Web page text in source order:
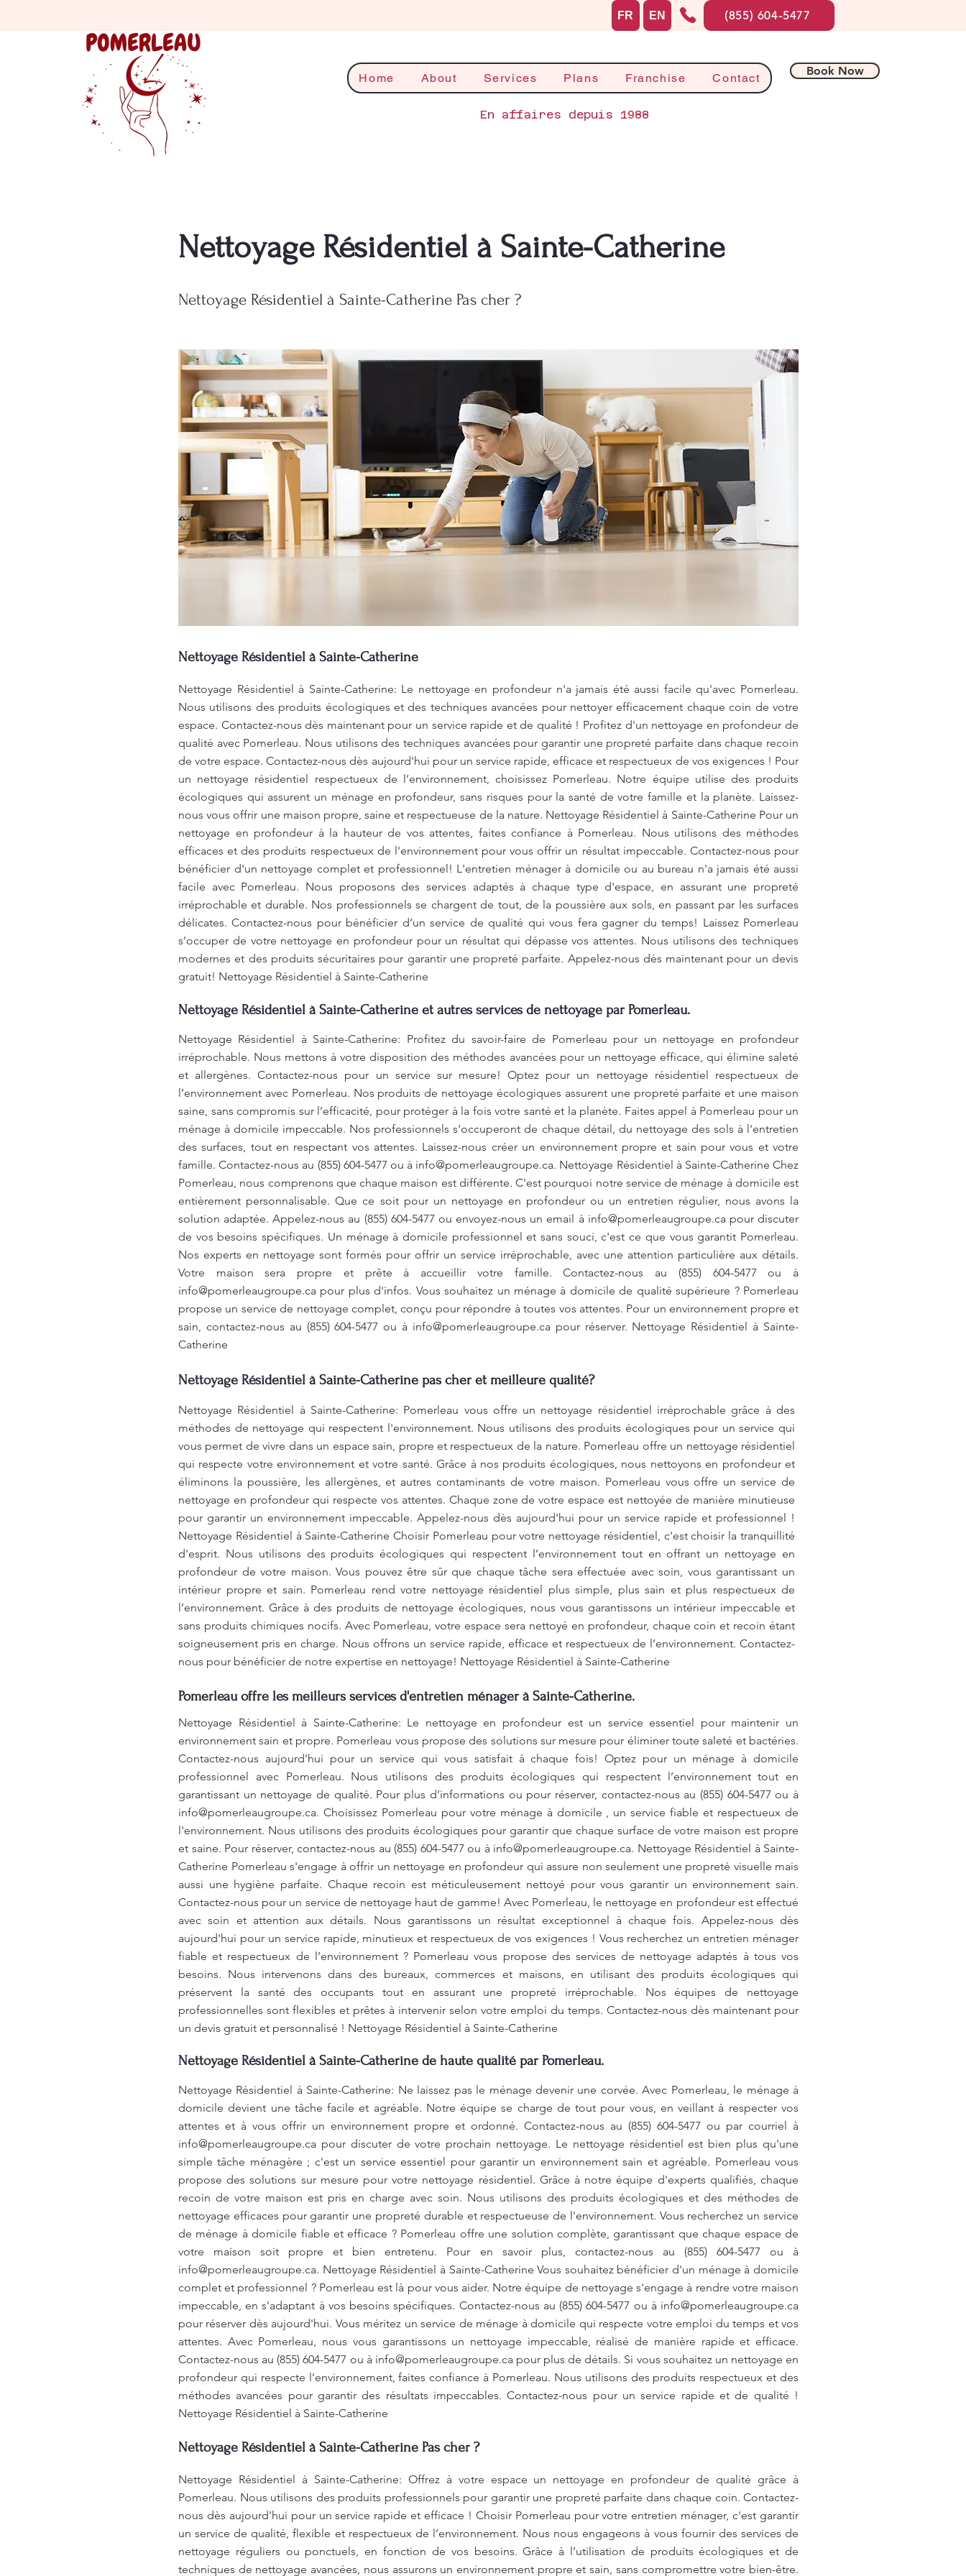
Home About Services Plans Franchise Contact
Book Now
En affaires depuis 1988
FR EN (855) 604-5477
Nettoyage Résidentiel à Sainte-Catherine
Nettoyage Résidentiel à Sainte-Catherine Pas cher ?
Nettoyage Résidentiel à Sainte-Catherine
Nettoyage Résidentiel à Sainte-Catherine: Le nettoyage en profondeur n'a jamais été aussi facile qu'avec Pomerleau.
Nous utilisons des produits écologiques et des techniques avancées pour nettoyer efficacement chaque coin de votre
espace. Contactez-nous dès maintenant pour un service rapide et de qualité ! Profitez d'un nettoyage en profondeur de
qualité avec Pomerleau. Nous utilisons des techniques avancées pour garantir une propreté parfaite dans chaque recoin
de votre espace. Contactez-nous dès aujourd'hui pour un service rapide, efficace et respectueux de vos exigences ! Pour
un nettoyage résidentiel respectueux de l’environnement, choisissez Pomerleau. Notre équipe utilise des produits
écologiques qui assurent un ménage en profondeur, sans risques pour la santé de votre famille et la planète. Laissez-
nous vous offrir une maison propre, saine et respectueuse de la nature. Nettoyage Résidentiel à Sainte-Catherine Pour un
nettoyage en profondeur à la hauteur de vos attentes, faites confiance à Pomerleau. Nous utilisons des méthodes
efficaces et des produits respectueux de l'environnement pour vous offrir un résultat impeccable. Contactez-nous pour
bénéficier d'un nettoyage complet et professionnel! L'entretien ménager à domicile ou au bureau n'a jamais été aussi
facile avec Pomerleau. Nous proposons des services adaptés à chaque type d'espace, en assurant une propreté
irréprochable et durable. Nos professionnels se chargent de tout, de la poussière aux sols, en passant par les surfaces
délicates. Contactez-nous pour bénéficier d’un service de qualité qui vous fera gagner du temps! Laissez Pomerleau
s’occuper de votre nettoyage en profondeur pour un résultat qui dépasse vos attentes. Nous utilisons des techniques
modernes et des produits sécuritaires pour garantir une propreté parfaite. Appelez-nous dès maintenant pour un devis
gratuit! Nettoyage Résidentiel à Sainte-Catherine
Nettoyage Résidentiel à Sainte-Catherine et autres services de nettoyage par Pomerleau.
Nettoyage Résidentiel à Sainte-Catherine: Profitez du savoir-faire de Pomerleau pour un nettoyage en profondeur
irréprochable. Nous mettons à votre disposition des méthodes avancées pour un nettoyage efficace, qui élimine saleté
et allergènes. Contactez-nous pour un service sur mesure! Optez pour un nettoyage résidentiel respectueux de
l’environnement avec Pomerleau. Nos produits de nettoyage écologiques assurent une propreté parfaite et une maison
saine, sans compromis sur l’efficacité, pour protéger à la fois votre santé et la planète. Faites appel à Pomerleau pour un
ménage à domicile impeccable. Nos professionnels s'occuperont de chaque détail, du nettoyage des sols à l'entretien
des surfaces, tout en respectant vos attentes. Laissez-nous créer un environnement propre et sain pour vous et votre
famille. Contactez-nous au (855) 604-5477 ou à info@pomerleaugroupe.ca. Nettoyage Résidentiel à Sainte-Catherine Chez
Pomerleau, nous comprenons que chaque maison est différente. C'est pourquoi notre service de ménage à domicile est
entièrement personnalisable. Que ce soit pour un nettoyage en profondeur ou un entretien régulier, nous avons la
solution adaptée. Appelez-nous au (855) 604-5477 ou envoyez-nous un email à info@pomerleaugroupe.capour discuter
de vos besoins spécifiques. Un ménage à domicile professionnel et sans souci, c'est ce que vous garantit Pomerleau.
Nos experts en nettoyage sont formés pour offrir un service irréprochable, avec une attention particulière aux détails.
Votre maison sera propre et prête à accueillir votre famille. Contactez-nous au (855) 604-5477 ou à
info@pomerleaugroupe.ca pour plus d'infos. Vous souhaitez un ménage à domicile de qualité supérieure ? Pomerleau
propose un service de nettoyage complet, conçu pour répondre à toutes vos attentes. Pour un environnement propre et
sain, contactez-nous au (855) 604-5477 ou à info@pomerleaugroupe.capour réserver. Nettoyage Résidentiel à Sainte-
Catherine
Nettoyage Résidentiel à Sainte-Catherine pas cher et meilleure qualité?
Nettoyage Résidentiel à Sainte-Catherine: Pomerleau vous offre un nettoyage résidentiel irréprochable grâce à des
méthodes de nettoyage qui respectent l'environnement. Nous utilisons des produits écologiques pour un service qui
vous permet de vivre dans un espace sain, propre et respectueux de la nature. Pomerleau offre un nettoyage résidentiel
qui respecte votre environnement et votre santé. Grâce à nos produits écologiques, nous nettoyons en profondeur et
éliminons la poussière, les allergènes, et autres contaminants de votre maison. Pomerleau vous offre un service de
nettoyage en profondeur qui respecte vos attentes. Chaque zone de votre espace est nettoyée de manière minutieuse
pour garantir un environnement impeccable. Appelez-nous dès aujourd'hui pour un service rapide et professionnel !
Nettoyage Résidentiel à Sainte-Catherine Choisir Pomerleau pour votre nettoyage résidentiel, c'est choisir la tranquillité
d'esprit. Nous utilisons des produits écologiques qui respectent l’environnement tout en offrant un nettoyage en
profondeur de votre maison. Vous pouvez être sûr que chaque tâche sera effectuée avec soin, vous garantissant un
intérieur propre et sain. Pomerleau rend votre nettoyage résidentiel plus simple, plus sain et plus respectueux de
l’environnement. Grâce à des produits de nettoyage écologiques, nous vous garantissons un intérieur impeccable et
sans produits chimiques nocifs. Avec Pomerleau, votre espace sera nettoyé en profondeur, chaque coin et recoin étant
soigneusement pris en charge. Nous offrons un service rapide, efficace et respectueux de l’environnement. Contactez-
nous pour bénéficier de notre expertise en nettoyage! Nettoyage Résidentiel à Sainte-Catherine
Pomerleau offre les meilleurs services d'entretien ménager à Sainte-Catherine.
Nettoyage Résidentiel à Sainte-Catherine: Le nettoyage en profondeur est un service essentiel pour maintenir un
environnement sain et propre. Pomerleau vous propose des solutions sur mesure pour éliminer toute saleté et bactéries.
Contactez-nous aujourd'hui pour un service qui vous satisfait à chaque fois! Optez pour un ménage à domicile
professionnel avec Pomerleau. Nous utilisons des produits écologiques qui respectent l’environnement tout en
garantissant un nettoyage de qualité. Pour plus d’informations ou pour réserver, contactez-nous au (855) 604-5477 ou à
info@pomerleaugroupe.ca. Choisissez Pomerleau pour votre ménage à domicile , un service fiable et respectueux de
l'environnement. Nous utilisons des produits écologiques pour garantir que chaque surface de votre maison est propre
et saine. Pour réserver, contactez-nous au (855) 604-5477 ou à info@pomerleaugroupe.ca. Nettoyage Résidentiel à Sainte-
Catherine Pomerleau s'engage à offrir un nettoyage en profondeur qui assure non seulement une propreté visuelle mais
aussi une hygiène parfaite. Chaque recoin est méticuleusement nettoyé pour vous garantir un environnement sain.
Contactez-nous pour un service de nettoyage haut de gamme! Avec Pomerleau, le nettoyage en profondeur est effectué
avec soin et attention aux détails. Nous garantissons un résultat exceptionnel à chaque fois. Appelez-nous dès
aujourd'hui pour un service rapide, minutieux et respectueux de vos exigences ! Vous recherchez un entretien ménager
fiable et respectueux de l’environnement ? Pomerleau vous propose des services de nettoyage adaptés à tous vos
besoins. Nous intervenons dans des bureaux, commerces et maisons, en utilisant des produits écologiques qui
préservent la santé des occupants tout en assurant une propreté irréprochable. Nos équipes de nettoyage
professionnelles sont flexibles et prêtes à intervenir selon votre emploi du temps. Contactez-nous dès maintenant pour
un devis gratuit et personnalisé ! Nettoyage Résidentiel à Sainte-Catherine
Nettoyage Résidentiel à Sainte-Catherine de haute qualité par Pomerleau.
Nettoyage Résidentiel à Sainte-Catherine: Ne laissez pas le ménage devenir une corvée. Avec Pomerleau, le ménage à
domicile devient une tâche facile et agréable. Notre équipe se charge de tout pour vous, en veillant à respecter vos
attentes et à vous offrir un environnement propre et ordonné. Contactez-nous au (855) 604-5477 ou par courriel à
info@pomerleaugroupe.ca pour discuter de votre prochain nettoyage. Le nettoyage résidentiel est bien plus qu'une
simple tâche ménagère ; c'est un service essentiel pour garantir un environnement sain et agréable. Pomerleau vous
propose des solutions sur mesure pour votre nettoyage résidentiel. Grâce à notre équipe d'experts qualifiés, chaque
recoin de votre maison est pris en charge avec soin. Nous utilisons des produits écologiques et des méthodes de
nettoyage efficaces pour garantir une propreté durable et respectueuse de l'environnement. Vous recherchez un service
de ménage à domicile fiable et efficace ? Pomerleau offre une solution complète, garantissant que chaque espace de
votre maison soit propre et bien entretenu. Pour en savoir plus, contactez-nous au (855) 604-5477 ou à
info@pomerleaugroupe.ca. Nettoyage Résidentiel à Sainte-Catherine Vous souhaitez bénéficier d'un ménage à domicile
complet et professionnel ? Pomerleau est là pour vous aider. Notre équipe de nettoyage s'engage à rendre votre maison
impeccable, en s'adaptant à vos besoins spécifiques. Contactez-nous au (855) 604-5477 ou à info@pomerleaugroupe.ca
pour réserver dès aujourd'hui. Vous méritez un service de ménage à domicile qui respecte votre emploi du temps et vos
attentes. Avec Pomerleau, nous vous garantissons un nettoyage impeccable, réalisé de manière rapide et efficace.
Contactez-nous au (855) 604-5477 ou à info@pomerleaugroupe.capour plus de détails. Si vous souhaitez un nettoyage en
profondeur qui respecte l’environnement, faites confiance à Pomerleau. Nous utilisons des produits respectueux et des
méthodes avancées pour garantir des résultats impeccables. Contactez-nous pour un service rapide et de qualité !
Nettoyage Résidentiel à Sainte-Catherine
Nettoyage Résidentiel à Sainte-Catherine Pas cher ?
Nettoyage Résidentiel à Sainte-Catherine: Offrez à votre espace un nettoyage en profondeur de qualité grâce à
Pomerleau. Nous utilisons des produits professionnels pour garantir une propreté parfaite dans chaque coin. Contactez-
nous dès aujourd'hui pour un service rapide et efficace ! Choisir Pomerleau pour votre entretien ménager, c'est garantir
un service de qualité, flexible et respectueux de l’environnement. Nous nous engageons à vous fournir des services de
nettoyage réguliers ou ponctuels, en fonction de vos besoins. Grâce à l’utilisation de produits écologiques et de
techniques de nettoyage avancées, nous assurons un environnement propre et sain, sans compromettre votre bien-être.